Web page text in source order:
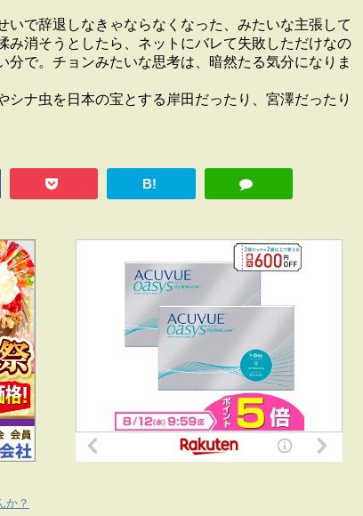
いで辞退しなきゃならなくなった、みたいな主張して
み消そうとしたら、ネットにバレて失敗しただけなの
分で。チョンみたいな思考は、暗然たる気分になりま
シナ虫を日本の宝とする岸田だったり、宮澤だったり
B!
か？